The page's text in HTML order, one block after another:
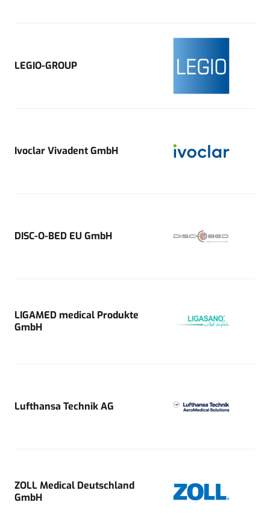
LEGIO-GROUP
Ivoclar Vivadent GmbH
DISC-O-BED EU GmbH
LIGAMED medical Produkte
GmbH
Lufthansa Technik AG
ZOLL Medical Deutschland
GmbH